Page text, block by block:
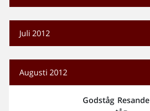
Juli 2012
Augusti 2012
Godståg Resande